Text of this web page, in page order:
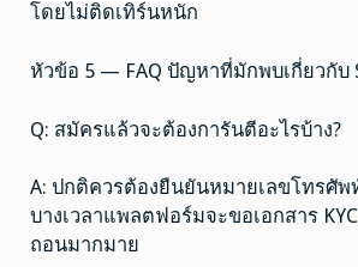
โดยไม่ติดเทิร์นหนัก
หัวข้อ 5 — FAQ ปัญหาที่มักพบเกี่ยวกับ
Q: สมัครแล้วจะต้องการันตีอะไรบ้าง?
A: ปกติควรต้องยืนยันหมายเลขโทรศั
บางเวลาแพลตฟอร์มจะขอเอกสาร
ถอนมากมาย